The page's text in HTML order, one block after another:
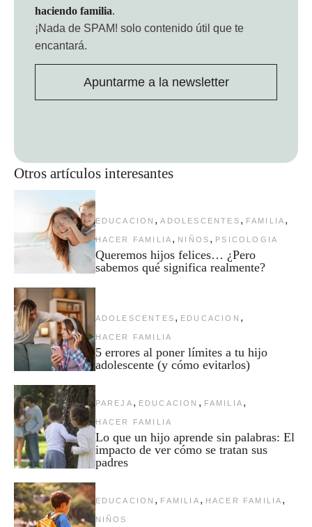
Otros artículos interesantes
EDUCACION , ADOLESCENTES , FAMILIA ,
HACER FAMILIA , NIÑOS , PSICOLOGIA
Queremos hijos felices… ¿Pero
sabemos qué significa realmente?
ADOLESCENTES , EDUCACION ,
HACER FAMILIA
5 errores al poner límites a tu hijo
adolescente (y cómo evitarlos)
PAREJA , EDUCACION , FAMILIA ,
HACER FAMILIA
Lo que un hijo aprende sin palabras: El
impacto de ver cómo se tratan sus
padres
EDUCACION , FAMILIA , HACER FAMILIA ,
NIÑOS
haciendo familia.
¡Nada de SPAM! solo contenido útil que te
encantará.
Apuntarme a la newsletter